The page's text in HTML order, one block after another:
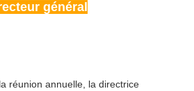
général
réunion annuelle, la directrice